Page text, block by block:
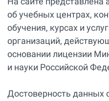
об учебных центрах,
обучения, курсах и
организаций,
основании лицензии
и науки Российской
Достоверность данных